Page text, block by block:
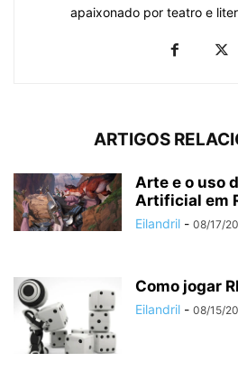
apaixonado por teatro e
ARTIGOS
Arte e o uso
Artificial em
Eilandril - 08/17/
Como jogar
Eilandril - 08/15/